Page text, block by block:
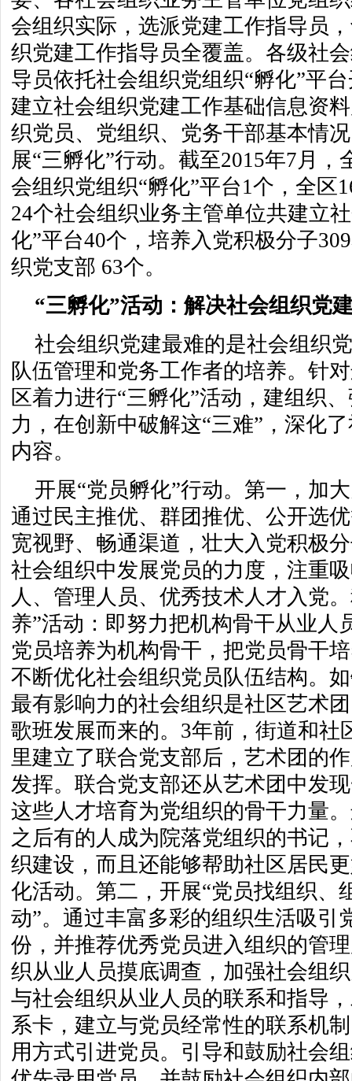
会组织实际，选派党建工作指导员
织党建工作指导员全覆盖。各级社
导员依托社会组织党组织“孵化”平
建立社会组织党建工作基础信息资
织党员、党组织、党务干部基本情
展“三孵化”行动。截至2015年7月，
会组织党组织“孵化”平台1个，全区
24个社会组织业务主管单位共建立
化”平台40个，培养入党积极分子
织党支部 63个。
“三孵化”活动：解决社会组织党
社会组织党建最难的是社会组织
队伍管理和党务工作者的培养。针
区着力进行“三孵化”活动，建组织
力，在创新中破解这“三难”，深化
内容。
开展“党员孵化”行动。第一，加
通过民主推优、群团推优、公开选
宽视野、畅通渠道，壮大入党积极
社会组织中发展党员的力度，注重
人、管理人员、优秀技术人才入党
养”活动：即努力把机构骨干从业人
党员培养为机构骨干，把党员骨干
不断优化社会组织党员队伍结构。
最有影响力的社会组织是社区艺术
歌班发展而来的。3年前，街道和社
里建立了联合党支部后，艺术团的
发挥。联合党支部还从艺术团中发
这些人才培育为党组织的骨干力量
之后有的人成为院落党组织的书记
织建设，而且还能够帮助社区居民
化活动。第二，开展“党员找组织、
动”。通过丰富多彩的组织生活吸引
份，并推荐优秀党员进入组织的管
织从业人员摸底调查，加强社会组
与社会组织从业人员的联系和指导
系卡，建立与党员经常性的联系机
用方式引进党员。引导和鼓励社会